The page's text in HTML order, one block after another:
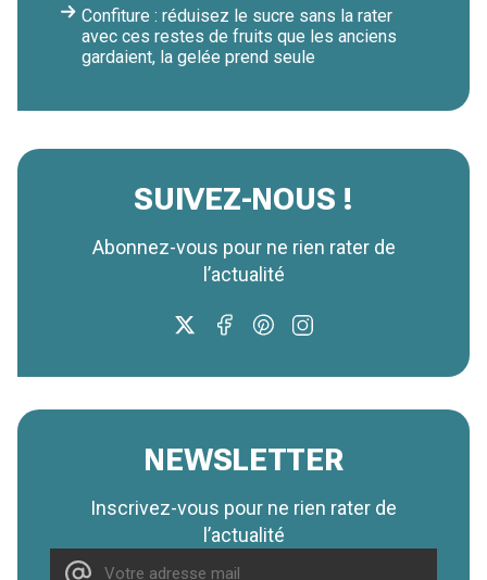
Confiture : réduisez le sucre sans la rater
avec ces restes de fruits que les anciens
gardaient, la gelée prend seule
SUIVEZ-NOUS !
Abonnez-vous pour ne rien rater de
l’actualité
NEWSLETTER
Inscrivez-vous pour ne rien rater de
l’actualité